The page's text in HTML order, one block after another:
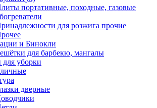
портативные, походные, газовые
для розжига прочие
и Бинокли
для барбекю, мангалы
для уборки
дверные